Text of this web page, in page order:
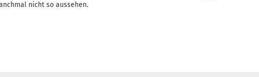
nicht so aussehen.